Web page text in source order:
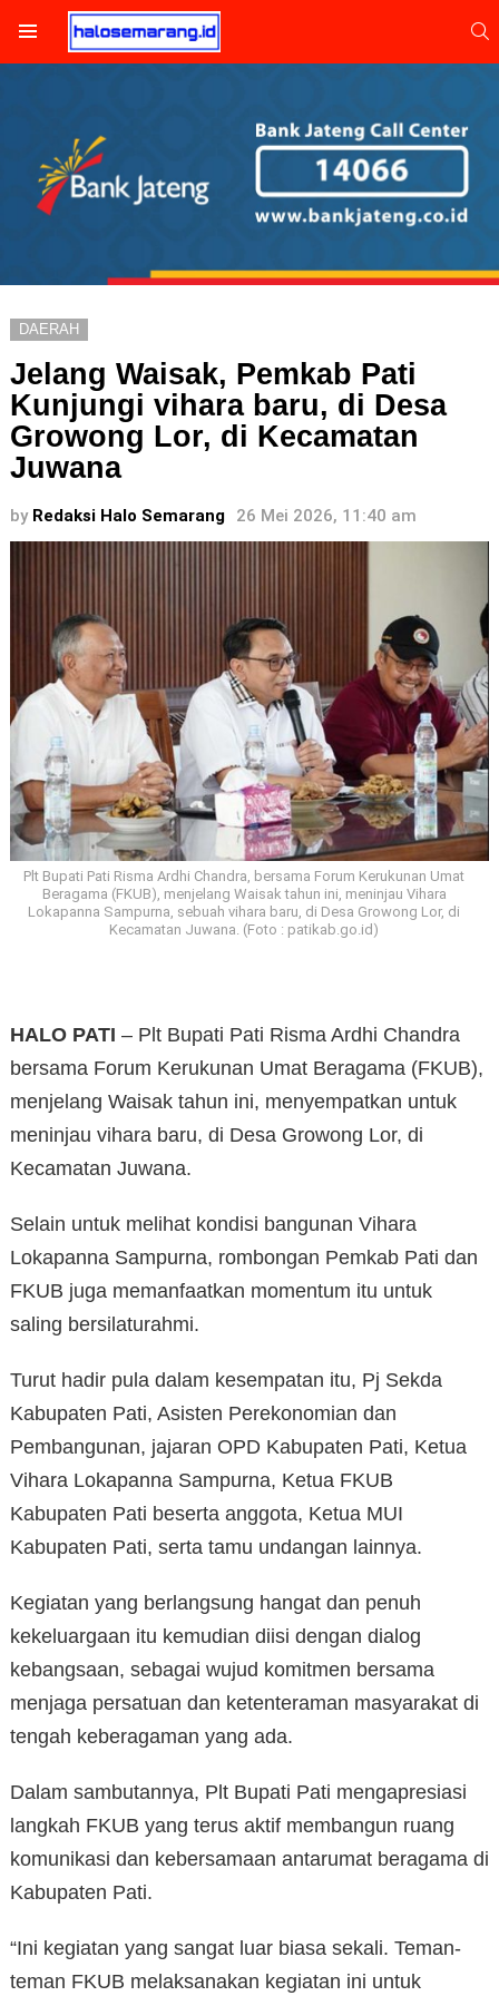
DAERAH
Jelang Waisak, Pemkab Pati
Kunjungi vihara baru, di Desa
Growong Lor, di Kecamatan
Juwana
by Redaksi Halo Semarang 26 Mei 2026, 11:40 am
Plt Bupati Pati Risma Ardhi Chandra, bersama Forum Kerukunan Umat
Beragama (FKUB), menjelang Waisak tahun ini, meninjau Vihara
Lokapanna Sampurna, sebuah vihara baru, di Desa Growong Lor, di
Kecamatan Juwana. (Foto : patikab.go.id)
HALO PATI – Plt Bupati Pati Risma Ardhi Chandra
bersama Forum Kerukunan Umat Beragama (FKUB),
menjelang Waisak tahun ini, menyempatkan untuk
meninjau vihara baru, di Desa Growong Lor, di
Kecamatan Juwana.
Selain untuk melihat kondisi bangunan Vihara
Lokapanna Sampurna, rombongan Pemkab Pati dan
FKUB juga memanfaatkan momentum itu untuk
saling bersilaturahmi.
Turut hadir pula dalam kesempatan itu, Pj Sekda
Kabupaten Pati, Asisten Perekonomian dan
Pembangunan, jajaran OPD Kabupaten Pati, Ketua
Vihara Lokapanna Sampurna, Ketua FKUB
Kabupaten Pati beserta anggota, Ketua MUI
Kabupaten Pati, serta tamu undangan lainnya.
Kegiatan yang berlangsung hangat dan penuh
kekeluargaan itu kemudian diisi dengan dialog
kebangsaan, sebagai wujud komitmen bersama
menjaga persatuan dan ketenteraman masyarakat di
tengah keberagaman yang ada.
Dalam sambutannya, Plt Bupati Pati mengapresiasi
langkah FKUB yang terus aktif membangun ruang
komunikasi dan kebersamaan antarumat beragama di
Kabupaten Pati.
“Ini kegiatan yang sangat luar biasa sekali. Teman-
teman FKUB melaksanakan kegiatan ini untuk